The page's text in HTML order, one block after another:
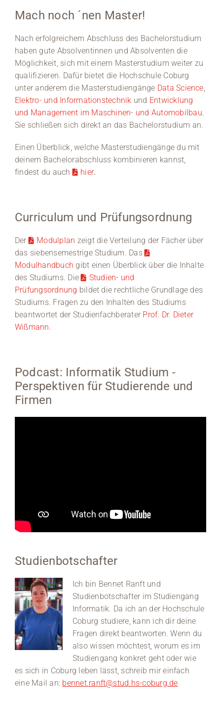
Mach noch ´nen Master!
Nach erfolgreichem Abschluss des Bachelorstudium
haben gute Absolventinnen und Absolventen die
Möglichkeit, sich mit einem Masterstudium weiter zu
qualifizieren. Dafür bietet die Hochschule Coburg
unter anderem die Masterstudiengänge Data Science
Elektro- und Informationstechnik und Entwicklung
und Management im Maschinen- und Automobilbau.
Sie schließen sich direkt an das Bachelorstudium an.
Einen Überblick, welche Masterstudiengänge du mit
deinem Bachelorabschluss kombinieren kannst,
findest du auch
hier.
Curriculum und Prüfungsordnung
Der Modulplan zeigt die Verteilung der Fächer über
das siebensemestrige Studium. Das
Modulhandbuch gibt einen Überblick über die Inhalte
des Studiums. Die
Studien- und
Prüfungsordnung bildet die rechtliche Grundlage des
Studiums. Fragen zu den Inhalten des Studiums
beantwortet der Studienfachberater Prof. Dr. Dieter
Wißmann.
Podcast: Informatik Studium -
Perspektiven für Studierende und
Firmen
Studienbotschafter
Ich bin Bennet Ranft und
Studienbotschafter im Studiengang
Informatik. Da ich an der Hochschule
Coburg studiere, kann ich dir deine
Fragen direkt beantworten. Wenn du
also wissen möchtest, worum es im
Studiengang konkret geht oder wie
es sich in Coburg leben lässt, schreib mir einfach
eine Mail an: bennet.ranft@stud.hs-coburg.de